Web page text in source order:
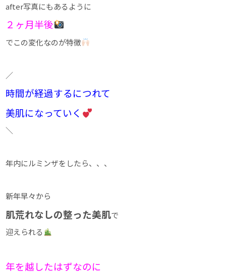
after写真にもあるように
２ヶ月半後
でこの変化なのが特徴
／
時間が経過するにつれて
美肌になっていく
＼
年内にルミンザをしたら、、、
新年早々から
肌荒れなしの整った美肌で
迎えられる
年を越したはずなのに